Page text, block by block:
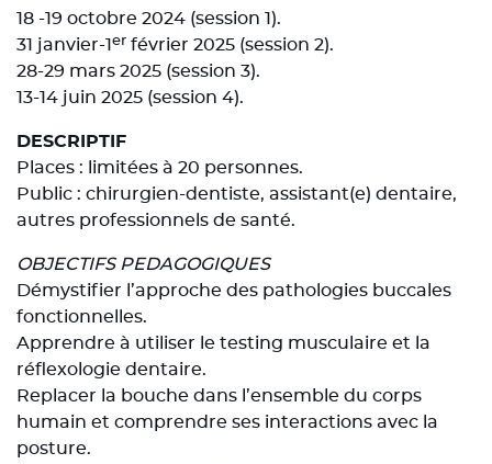
18 -19 octobre 2024 (session 1).
31 janvier-1 er février 2025 (session 2).
28-29 mars 2025 (session 3).
13-14 juin 2025 (session 4).
DESCRIPTIF
Places : limitées à 20 personnes.
Public : chirurgien-dentiste, assistant(e) dentaire,
autres professionnels de santé.
OBJECTIFS PEDAGOGIQUES
Démystifier l’approche des pathologies buccales
fonctionnelles.
Apprendre à utiliser le testing musculaire et la
réflexologie dentaire.
Replacer la bouche dans l’ensemble du corps
humain et comprendre ses interactions avec la
posture.